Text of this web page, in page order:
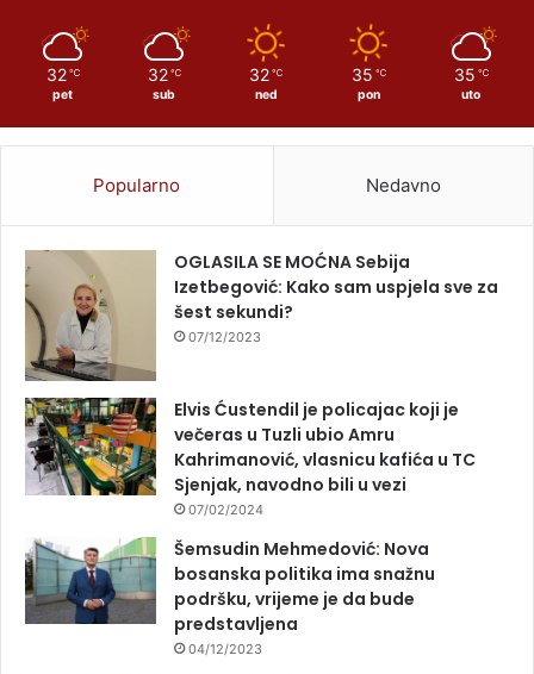
32 ℃
pet
32 ℃
sub
32 ℃
ned
35 ℃
pon
35 ℃
uto
Popularno Nedavno
OGLASILA SE MOĆNA Sebija
Izetbegović: Kako sam uspjela sve za
šest sekundi?
07/12/2023
Elvis Ćustendil je policajac koji je
večeras u Tuzli ubio Amru
Kahrimanović, vlasnicu kafića u TC
Sjenjak, navodno bili u vezi
07/02/2024
Šemsudin Mehmedović: Nova
bosanska politika ima snažnu
podršku, vrijeme je da bude
predstavljena
04/12/2023